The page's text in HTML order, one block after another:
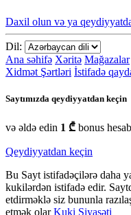
Daxil olun və ya
Dil:
Ana səhifə Xəritə Mağazalar
Xidmət Şərtləri İstifadə
Saytımızda qeydiyyatdan keçin
və əldə edin 1 ₾ bonus
Qeydiyyatdan keçin
Bu Sayt istifadəçilərə daha
kukilərdən istifadə edir.
etdirməklə siz bununla
etmək olarKuki Siyasəti